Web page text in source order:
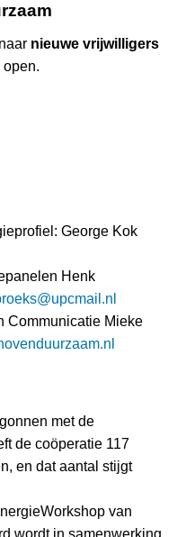
nieuwe vrijwilligers
George Kok
Henk
Communicatie Mieke
met de
de coöperatie 117
en dat aantal stijgt
van